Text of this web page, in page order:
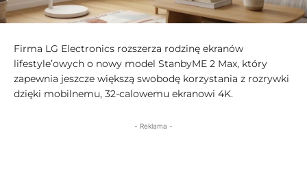
Firma LG Electronics rozszerza rodzinę ekranów
lifestyle’owych o nowy model StanbyME 2 Max, który
zapewnia jeszcze większą swobodę korzystania z rozrywki
dzięki mobilnemu, 32-calowemu ekranowi 4K.
- Reklama -